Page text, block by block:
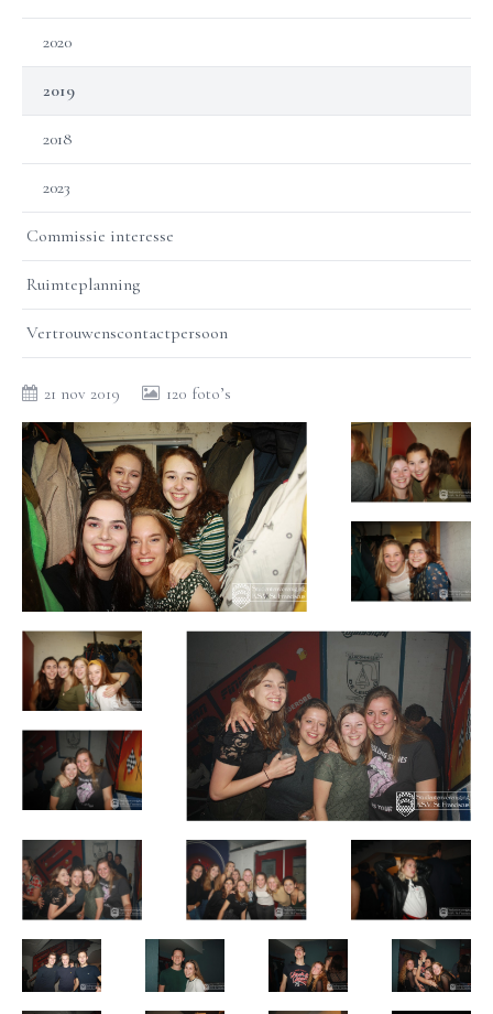
2020
2019
2018
2023
Commissie interesse
Ruimteplanning
Vertrouwenscontactpersoon
21 nov 2019 120 foto’s